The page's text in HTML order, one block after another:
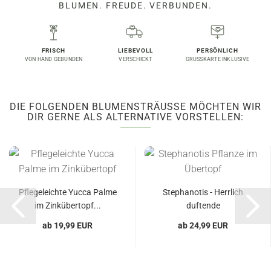
BLUMEN. FREUDE. VERBUNDEN.
FRISCH
VON HAND GEBUNDEN
LIEBEVOLL
VERSCHICKT
PERSÖNLICH
GRUSSKARTE INKLUSIVE
DIE FOLGENDEN BLUMENSTRÄUSSE MÖCHTEN WIR D
IR GERNE ALS ALTERNATIVE VORSTELLEN:
Pflegeleichte Yucca Palme
im Zinkübertopf...
ab 19,99 EUR
Stephanotis - Herrlich
duftende
ab 24,99 EUR